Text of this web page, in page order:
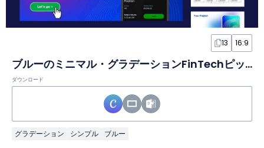
13 16:9
ブルーのミニマル・グラデーションFinTechピッチデックスライド
ダウンロード
グラデーション シンプル ブルー